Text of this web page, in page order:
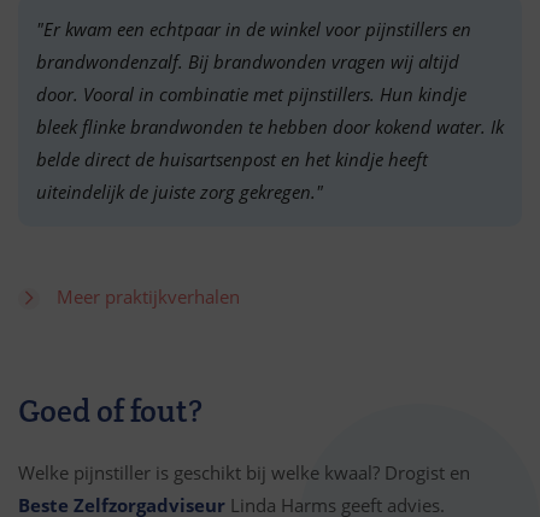
"Er kwam een echtpaar in de winkel voor pijnstillers en
brandwondenzalf. Bij brandwonden vragen wij altijd
door. Vooral in combinatie met pijnstillers. Hun kindje
bleek flinke brandwonden te hebben door kokend water. Ik
belde direct de huisartsenpost en het kindje heeft
uiteindelijk de juiste zorg gekregen."
Meer praktijkverhalen
Goed of fout?
Welke pijnstiller is geschikt bij welke kwaal? Drogist en
Beste Zelfzorgadviseur Linda Harms geeft advies.